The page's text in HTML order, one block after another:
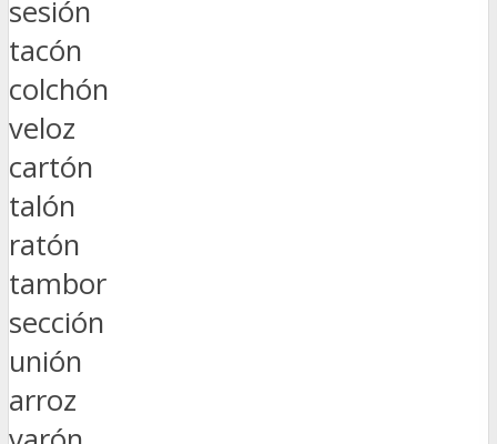
sesión
tacón
colchón
veloz
cartón
talón
ratón
tambor
sección
unión
arroz